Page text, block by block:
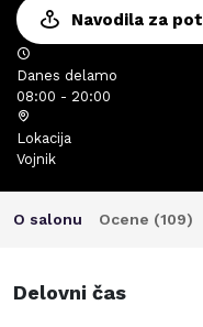
Navodila za pot
Danes delamo
08:00 - 20:00
Lokacija
Vojnik
O salonu Ocene (109)
Delovni čas